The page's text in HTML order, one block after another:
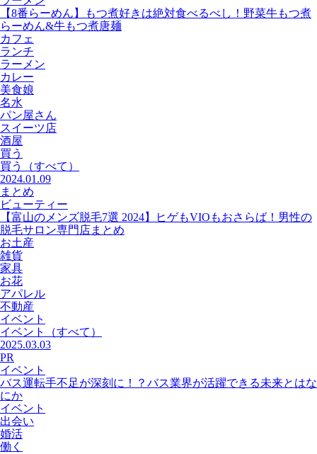
【8番らーめん】もつ煮好きは絶対食べるべし！野菜牛もつ煮
らーめん&牛もつ煮唐麺
カフェ
ランチ
ラーメン
カレー
美食娘
名水
パン屋さん
スイーツ店
酒屋
買う
買う
（すべて）
2024.01.09
まとめ
ビューティー
【富山のメンズ脱毛7選 2024】ヒゲもVIOもおさらば！男性の
脱毛サロン専門店まとめ
お土産
雑貨
家具
お花
アパレル
不動産
イベント
イベント
（すべて）
2025.03.03
PR
イベント
バス運転手不足が深刻に！？バス業界が活躍できる未来とはな
にか
イベント
出会い
婚活
働く